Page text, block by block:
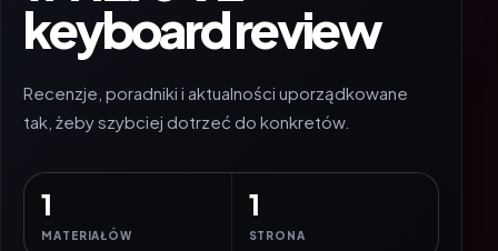
keyboard review
Recenzje, poradniki i aktualności uporządkowane
tak, żeby szybciej dotrzeć do konkretów.
1
MATERIAŁÓW
1
STRONA